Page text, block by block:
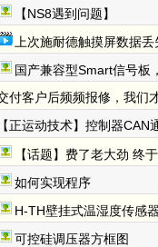
【NS8遇到问题】
上次施耐德触摸屏数据丢
国产兼容型Smart信号板，通
付客户后频频报修，我们才
【正运动技术】控制器
【话题】费了老大劲 终于
如何实现程序
H-TH壁挂式温湿度传感
可控硅调压器方框图